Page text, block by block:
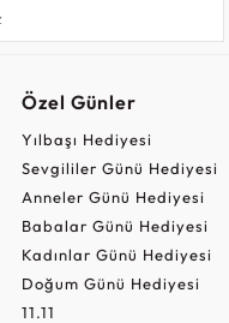
Özel Günler
Yılbaşı Hediyesi
Sevgililer Günü Hediyesi
Anneler Günü Hediyesi
Babalar Günü Hediyesi
Kadınlar Günü Hediyesi
Doğum Günü Hediyesi
11.11